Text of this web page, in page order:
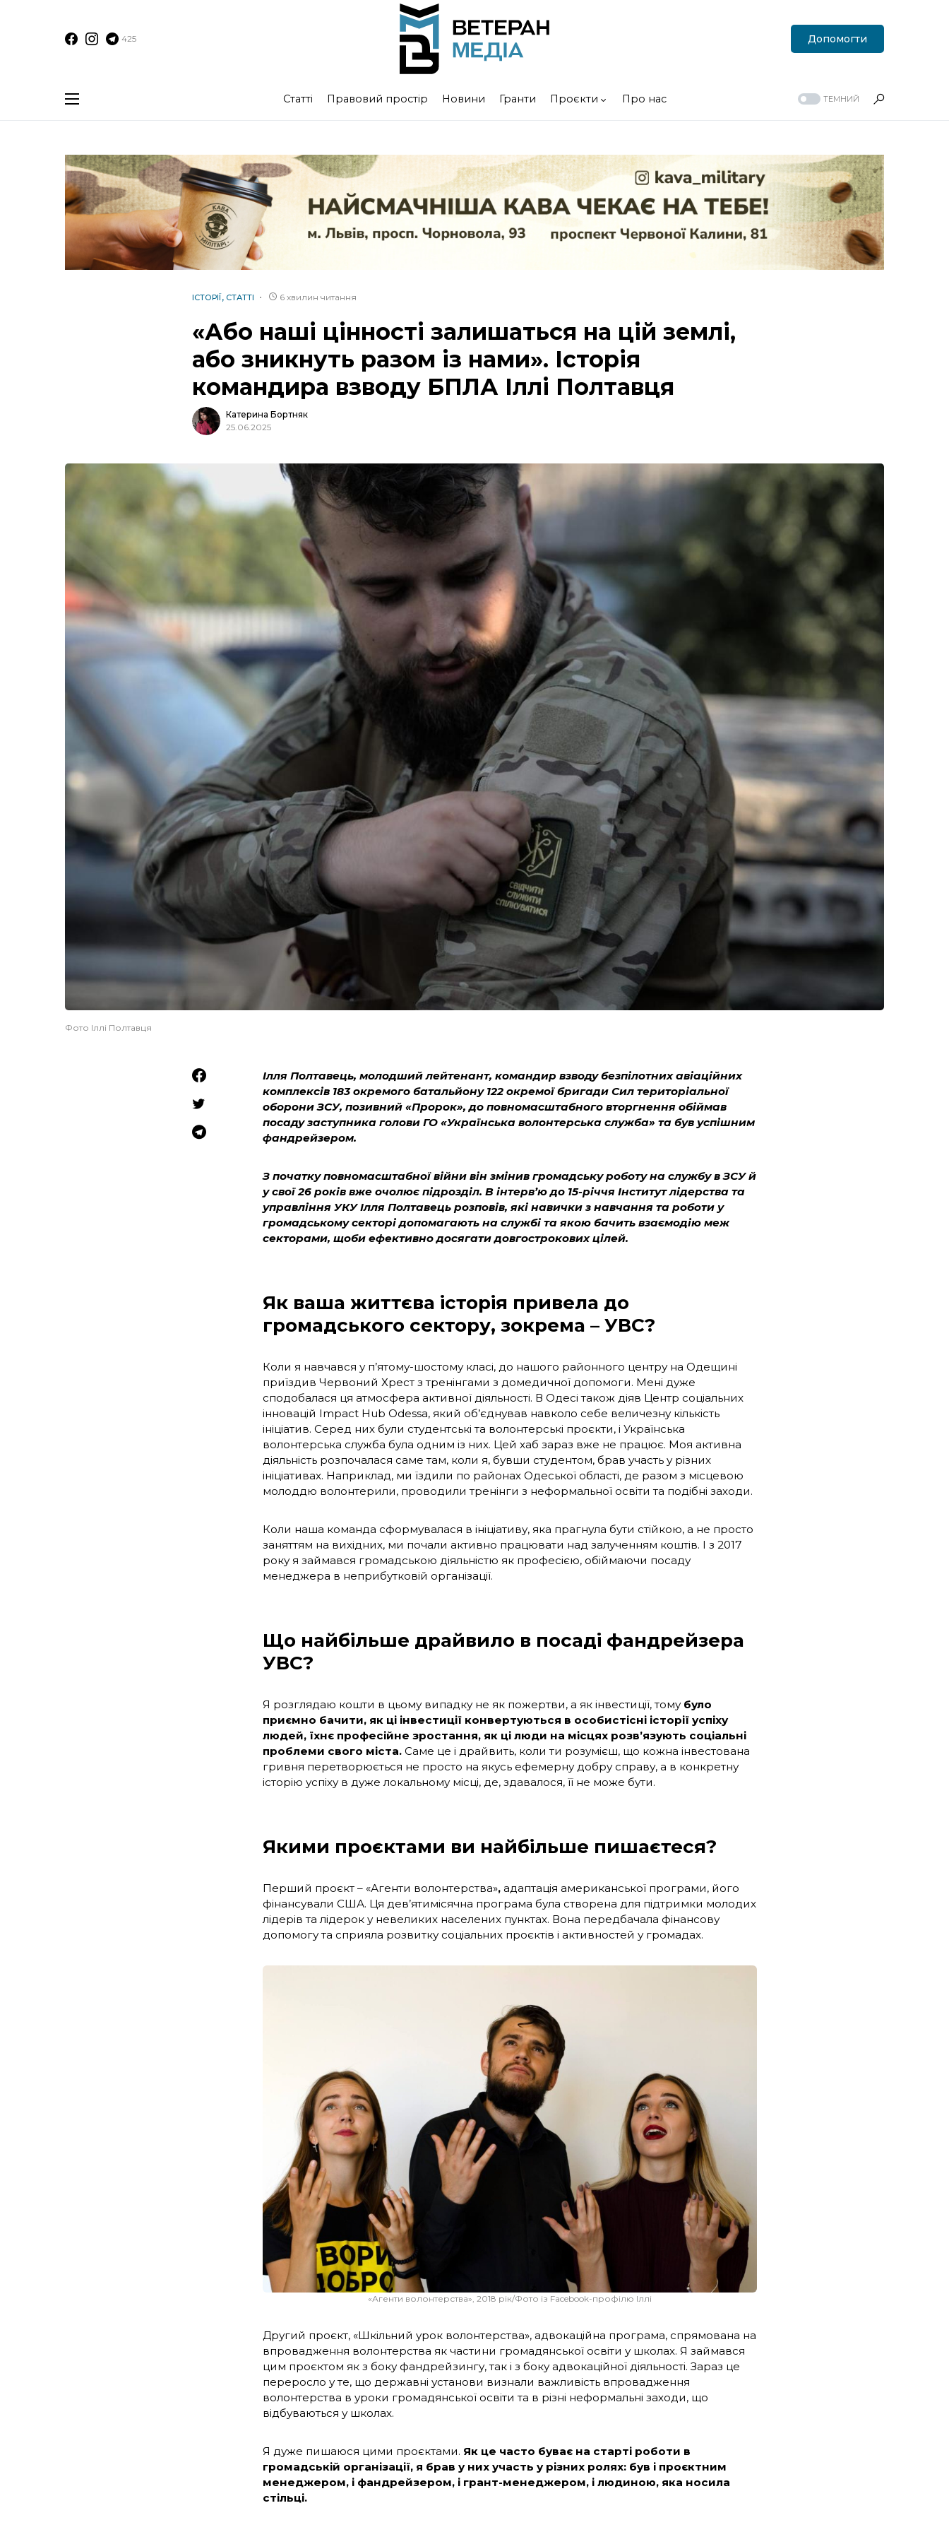
425 Допомогти
Статті Правовий простір Новини Гранти Проєкти Про нас ТЕМНИЙ
ІСТОРІЇ СТАТТІ 6 хвилин читання
«Або наші цінності залишаться на цій землі,
або зникнуть разом із нами». Історія
командира взводу БПЛА Іллі Полтавця
Катерина Бортняк
25.06.2025
Фото Іллі Полтавця
Ілля Полтавець, молодший лейтенант, командир взводу безпілотних авіаційних
комплексів 183 окремого батальйону 122 окремої бригади Сил територіальної
оборони ЗСУ, позивний «Пророк», до повномасштабного вторгнення обіймав
посаду заступника голови ГО «Українська волонтерська служба» та був успішним
фандрейзером.
З початку повномасштабної війни він змінив громадську роботу на службу в ЗСУ й
у свої 26 років вже очолює підрозділ. В інтерв’ю до 15-річчя Інститут лідерства та
управління УКУ Ілля Полтавець розповів, які навички з навчання та роботи у
громадському секторі допомагають на службі та якою бачить взаємодію меж
секторами, щоби ефективно досягати довгострокових цілей.
Як ваша життєва історія привела до
громадського сектору, зокрема – УВС?
Коли я навчався у п’ятому-шостому класі, до нашого районного центру на Одещині
приїздив Червоний Хрест з тренінгами з домедичної допомоги. Мені дуже
сподобалася ця атмосфера активної діяльності. В Одесі також діяв Центр соціальних
інновацій Impact Hub Odessa, який об’єднував навколо себе величезну кількість
ініціатив. Серед них були студентські та волонтерські проєкти, і Українська
волонтерська служба була одним із них. Цей хаб зараз вже не працює. Моя активна
діяльність розпочалася саме там, коли я, бувши студентом, брав участь у різних
ініціативах. Наприклад, ми їздили по районах Одеської області, де разом з місцевою
молоддю волонтерили, проводили тренінги з неформальної освіти та подібні заходи.
Коли наша команда сформувалася в ініціативу, яка прагнула бути стійкою, а не просто
заняттям на вихідних, ми почали активно працювати над залученням коштів. І з 2017
року я займався громадською діяльністю як професією, обіймаючи посаду
менеджера в неприбутковій організації.
Що найбільше драйвило в посаді фандрейзера
УВС?
Я розглядаю кошти в цьому випадку не як пожертви, а як інвестиції, тому було
приємно бачити, як ці інвестиції конвертуються в особистісні історії успіху
людей, їхнє професійне зростання, як ці люди на місцях розв’язують соціальні
проблеми свого міста. Саме це і драйвить, коли ти розумієш, що кожна інвестована
гривня перетворюється не просто на якусь ефемерну добру справу, а в конкретну
історію успіху в дуже локальному місці, де, здавалося, її не може бути.
Якими проєктами ви найбільше пишаєтеся?
Перший проєкт – «Агенти волонтерства», адаптація американської програми, його
фінансували США. Ця дев’ятимісячна програма була створена для підтримки молодих
лідерів та лідерок у невеликих населених пунктах. Вона передбачала фінансову
допомогу та сприяла розвитку соціальних проєктів і активностей у громадах.
«Агенти волонтерства», 2018 рік/Фото із Facebook-профілю Іллі
Другий проєкт, «Шкільний урок волонтерства», адвокаційна програма, спрямована на
впровадження волонтерства як частини громадянської освіти у школах. Я займався
цим проєктом як з боку фандрейзингу, так і з боку адвокаційної діяльності. Зараз це
переросло у те, що державні установи визнали важливість впровадження
волонтерства в уроки громадянської освіти та в різні неформальні заходи, що
відбуваються у школах.
Я дуже пишаюся цими проєктами. Як це часто буває на старті роботи в
громадській організації, я брав у них участь у різних ролях: був і проєктним
менеджером, і фандрейзером, і грант-менеджером, і людиною, яка носила
стільці.